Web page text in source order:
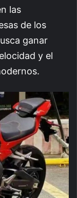
las
de los
ganar
y el